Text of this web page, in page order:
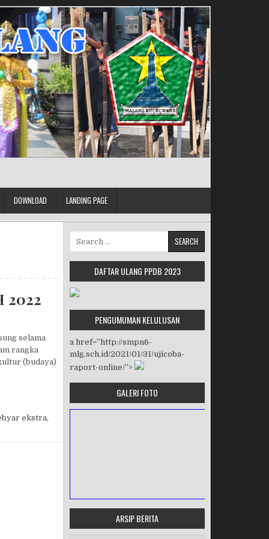
DOWNLOAD LANDING PAGE
2022
selama
rangka
(budaya)
ekstra,
Search for:
DAFTAR ULANG PPDB 2023
PENGUMUMAN KELULUSAN
a href=”http://smpn6-
mlg.sch.id/2021/01/31/ujicoba-
raport-online/”>
GALERI FOTO
ARSIP BERITA